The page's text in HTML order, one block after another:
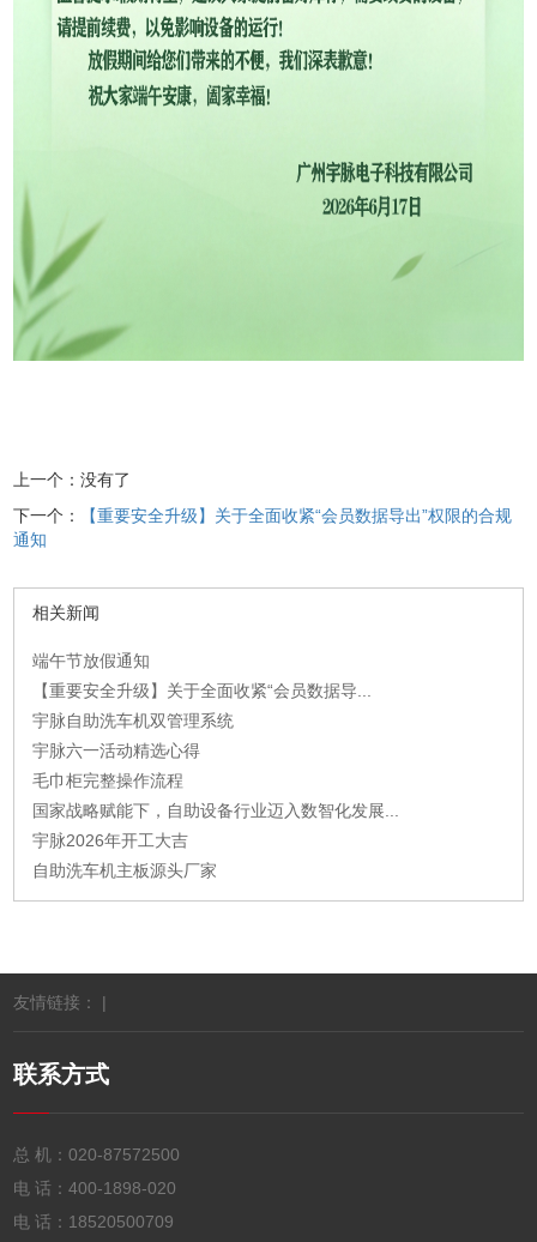
上一个：没有了
下一个：
【重要安全升级】关于全面收紧“会员数据导出”权限的合规
通知
相关新闻
端午节放假通知
【重要安全升级】关于全面收紧“会员数据导...
宇脉自助洗车机双管理系统
宇脉六一活动精选心得
毛巾柜完整操作流程
国家战略赋能下，自助设备行业迈入数智化发展...
宇脉2026年开工大吉
自助洗车机主板源头厂家
友情链接： |
联系方式
总 机：020-87572500
电 话：400-1898-020
电 话： 18520500709